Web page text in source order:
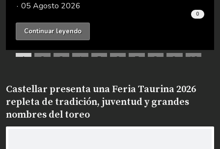
30 Julio 2026
Continuar leyendo
1 2 3 4 5 6 7 8 9 10
​Castellar presenta una Feria Taurina 2026
repleta de tradición, juventud y grandes
nombres del toreo